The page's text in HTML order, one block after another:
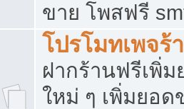
ขาย โพสฟรี
โปรโมทเพจร้
ฝากร้านฟรีเพิ่
ใหม่ ๆ เพิ่มยอด